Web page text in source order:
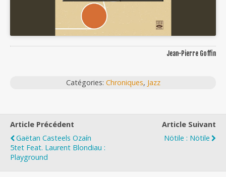
Jean-Pierre Goffin
Catégories: Chroniques, Jazz
Article Précédent
Gaëtan Casteels Ozaín
5tet Feat. Laurent Blondiau :
Playground
Article Suivant
Nötile : Nötile